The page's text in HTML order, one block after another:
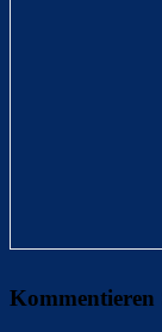
Kommentieren